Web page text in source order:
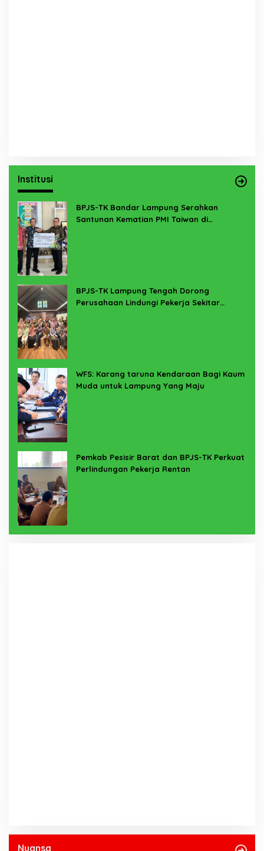
Institusi
BPJS-TK Bandar Lampung Serahkan
Santunan Kematian PMI Taiwan di
BPJS-TK Lampung Tengah Dorong
Perusahaan Lindungi Pekerja Sekitar
WFS: Karang taruna Kendaraan Bagi Kaum
Muda untuk Lampung Yang Maju
Pemkab Pesisir Barat dan BPJS-TK Perkuat
Perlindungan Pekerja Rentan
Nuansa